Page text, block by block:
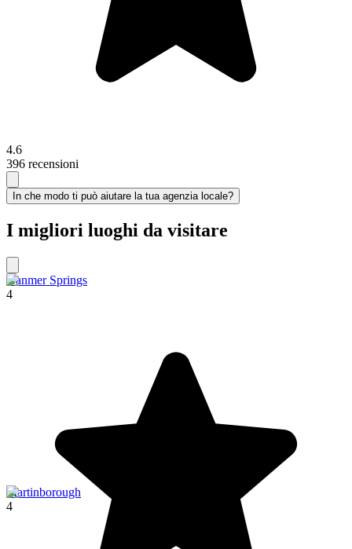
4.6
396 recensioni
In che modo ti può aiutare la tua agenzia locale?
I migliori luoghi da visitare
Hanmer Springs
4
Martinborough
4